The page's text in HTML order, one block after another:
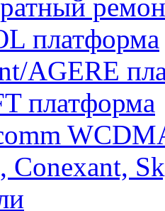
платформа
AGERE
платформа
Conexant,